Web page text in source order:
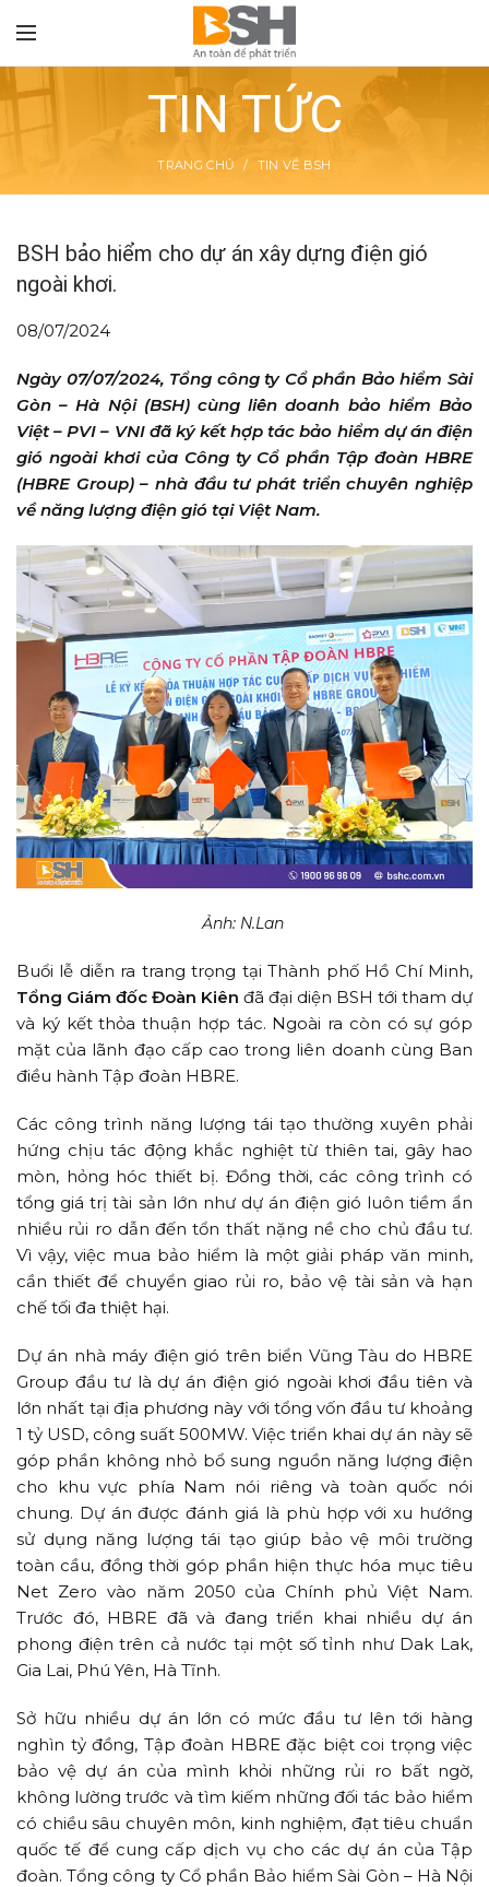
TIN TỨC
TRANG CHỦ TIN VỀ BSH
BSH bảo hiểm cho dự án xây dựng điện gió
ngoài khơi.
08/07/2024
Ngày 07/07/2024, Tổng công ty Cổ phần Bảo hiểm Sài
Gòn – Hà Nội (BSH) cùng liên doanh bảo hiểm Bảo
Việt – PVI – VNI đã ký kết hợp tác bảo hiểm dự án điện
gió ngoài khơi của Công ty Cổ phần Tập đoàn HBRE
(HBRE Group) – nhà đầu tư phát triển chuyên nghiệp
về năng lượng điện gió tại Việt Nam.
Ảnh: N.Lan
Buổi lễ diễn ra trang trọng tại Thành phố Hồ Chí Minh,
Tổng Giám đốc Đoàn Kiên đã đại diện BSH tới tham dự
và ký kết thỏa thuận hợp tác. Ngoài ra còn có sự góp
mặt của lãnh đạo cấp cao trong liên doanh cùng Ban
điều hành Tập đoàn HBRE.
Các công trình năng lượng tái tạo thường xuyên phải
hứng chịu tác động khắc nghiệt từ thiên tai, gây hao
mòn, hỏng hóc thiết bị. Đồng thời, các công trình có
tổng giá trị tài sản lớn như dự án điện gió luôn tiềm ẩn
nhiều rủi ro dẫn đến tổn thất nặng nề cho chủ đầu tư.
Vì vậy, việc mua bảo hiểm là một giải pháp văn minh,
cần thiết để chuyển giao rủi ro, bảo vệ tài sản và hạn
chế tối đa thiệt hại.
Dự án nhà máy điện gió trên biển Vũng Tàu do HBRE
Group đầu tư là dự án điện gió ngoài khơi đầu tiên và
lớn nhất tại địa phương này với tổng vốn đầu tư khoảng
1 tỷ USD, công suất 500MW. Việc triển khai dự án này sẽ
góp phần không nhỏ bổ sung nguồn năng lượng điện
cho khu vực phía Nam nói riêng và toàn quốc nói
chung. Dự án được đánh giá là phù hợp với xu hướng
sử dụng năng lượng tái tạo giúp bảo vệ môi trường
toàn cầu, đồng thời góp phần hiện thực hóa mục tiêu
Net Zero vào năm 2050 của Chính phủ Việt Nam.
Trước đó, HBRE đã và đang triển khai nhiều dự án
phong điện trên cả nước tại một số tỉnh như Dak Lak,
Gia Lai, Phú Yên, Hà Tĩnh.
Sở hữu nhiều dự án lớn có mức đầu tư lên tới hàng
nghìn tỷ đồng, Tập đoàn HBRE đặc biệt coi trọng việc
bảo vệ dự án của mình khỏi những rủi ro bất ngờ,
không lường trước và tìm kiếm những đối tác bảo hiểm
có chiều sâu chuyên môn, kinh nghiệm, đạt tiêu chuẩn
quốc tế để cung cấp dịch vụ cho các dự án của Tập
đoàn. Tổng công ty Cổ phần Bảo hiểm Sài Gòn – Hà Nội